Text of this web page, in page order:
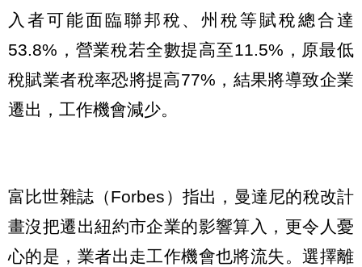
入者可能面臨聯邦稅、州稅等賦稅總合達
53.8%，營業稅若全數提高至11.5%，原最低
稅賦業者稅率恐將提高77%，結果將導致企業
遷出，工作機會減少。
富比世雜誌（Forbes）指出，曼達尼的稅改計
畫沒把遷出紐約市企業的影響算入，更令人憂
心的是，業者出走工作機會也將流失。選擇離